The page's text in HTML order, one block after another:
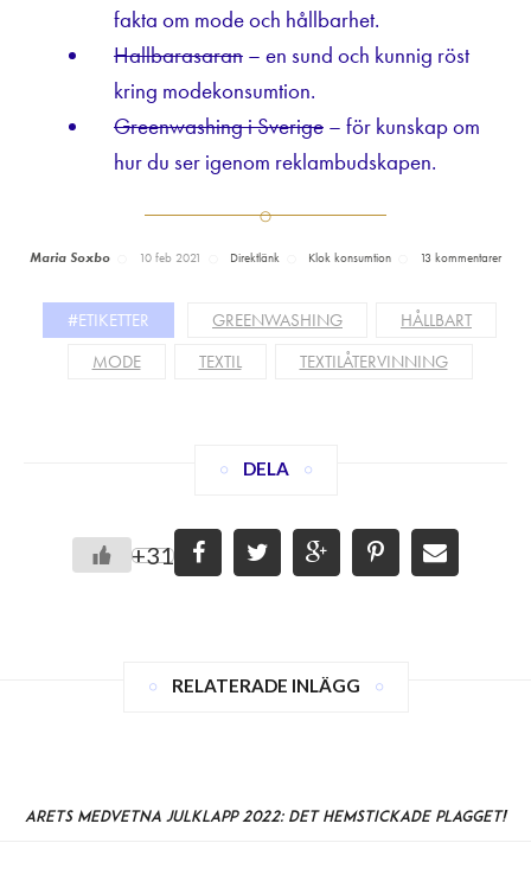
fakta om mode och hållbarhet.
Hallbarasaran – en sund och kunnig röst
kring modekonsumtion.
Greenwashing i Sverige – för kunskap om
hur du ser igenom reklambudskapen.
Maria Soxbo 10 feb 2021 Direktlänk Klok konsumtion 13 kommentarer
#ETIKETTER GREENWASHING
HÅLLBART
MODE
TEXTIL TEXTILÅTERVINNING
DELA
+31
RELATERADE INLÄGG
Årets medvetna julklapp 2022: Det hemstickade plagget!